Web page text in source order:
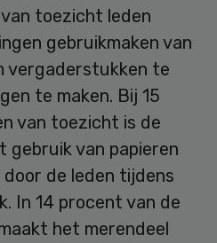
toezicht leden
gebruikmaken van
vergaderstukken te
te maken. Bij 15
van toezicht is de
gebruik van papieren
de leden tijdens
In 14 procent van de
het merendeel